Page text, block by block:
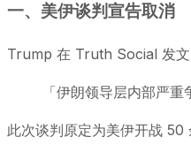
一、美伊谈判宣告取消
Trump 在 Truth Social 发文
「伊朗领导层内部严
此次谈判原定为美伊开战 50